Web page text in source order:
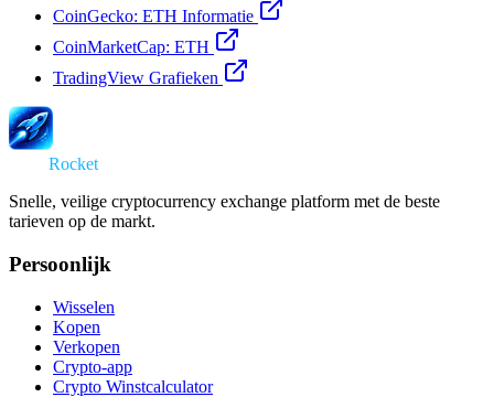
CoinGecko: ETH Informatie
CoinMarketCap: ETH
TradingView Grafieken
Rocket
Snelle, veilige cryptocurrency exchange platform met de beste
tarieven op de markt.
Persoonlijk
Wisselen
Kopen
Verkopen
Crypto-app
Crypto Winstcalculator